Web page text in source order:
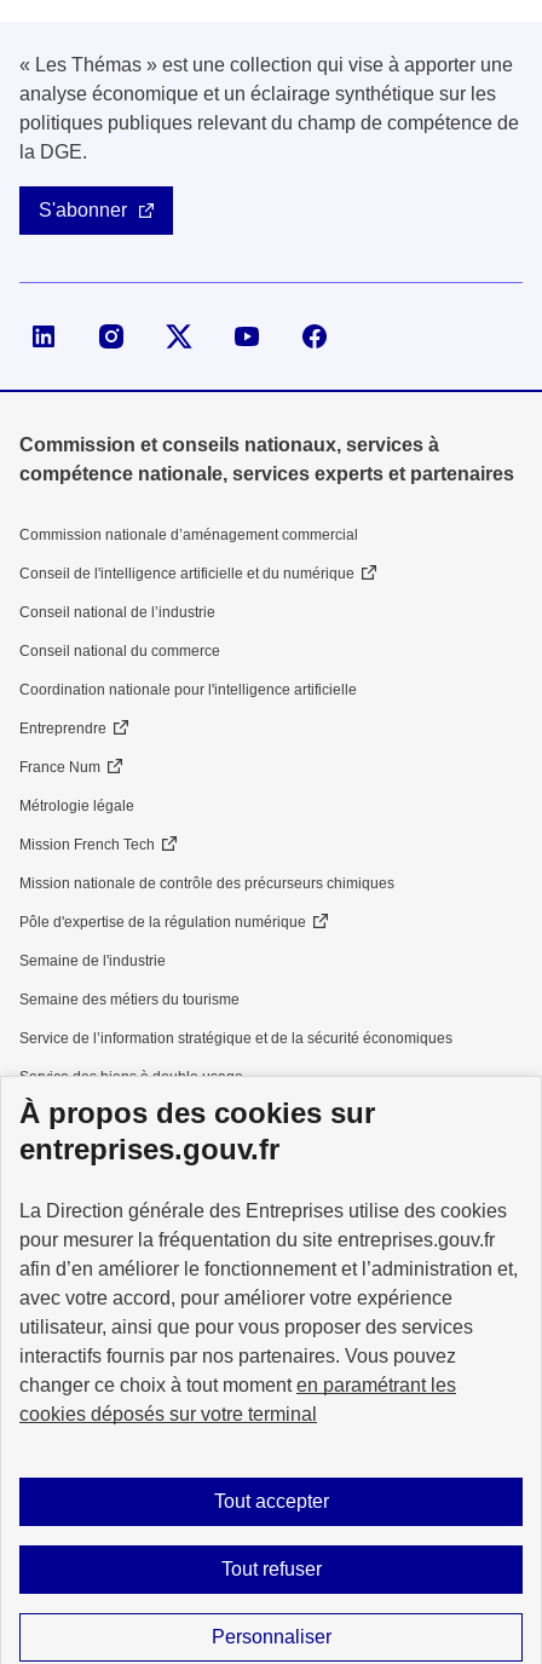
À propos des cookies sur
entreprises.gouv.fr
La Direction générale des Entreprises utilise des cookies
pour mesurer la fréquentation du site entreprises.gouv.fr
afin d’en améliorer le fonctionnement et l’administration et,
avec votre accord, pour améliorer votre expérience
utilisateur, ainsi que pour vous proposer des services
interactifs fournis par nos partenaires. Vous pouvez
changer ce choix à tout momenten paramétrant les
cookies déposés sur votre terminal
Tout accepter
Tout refuser
Personnaliser
« Les Thémas » est une collection qui vise à apporter une
analyse économique et un éclairage synthétique sur les
politiques publiques relevant du champ de compétence de
la DGE.
S'abonner
Page LinkedIn de la DGECompte X (ex-Twitter) de la DGE
Commission et conseils nationaux, services à
compétence nationale, services experts et partenaires
Commission nationale d’aménagement commercial
Conseil de l'intelligence artificielle et du numérique
Conseil national de l’industrie
Conseil national du commerce
Coordination nationale pour l'intelligence artificielle
Entreprendre
France Num
Métrologie légale
Mission French Tech
Mission nationale de contrôle des précurseurs chimiques
Pôle d'expertise de la régulation numérique
Semaine de l'industrie
Semaine des métiers du tourisme
Service de l’information stratégique et de la sécurité économiques
Service des biens à double usage
Services à la personne
GOUVERNEMENT
info.gouv.fr service-public.gouv.fr
Plan du site Accessibilité : partiellement conforme Mentions légales
Gestion des cookies
Sauf mention explicite de propriété intellectuelle détenue par des tiers, les